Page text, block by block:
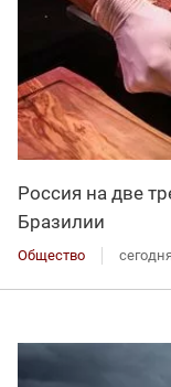
Россия на две
Бразилии
Общество